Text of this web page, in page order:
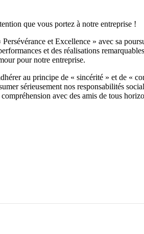
que vous portez à notre entreprise !
et Excellence » avec sa
et des réalisations
pour notre entreprise.
au principe de « sincérité » et de «
sérieusement nos responsabilités
avec des amis de tous